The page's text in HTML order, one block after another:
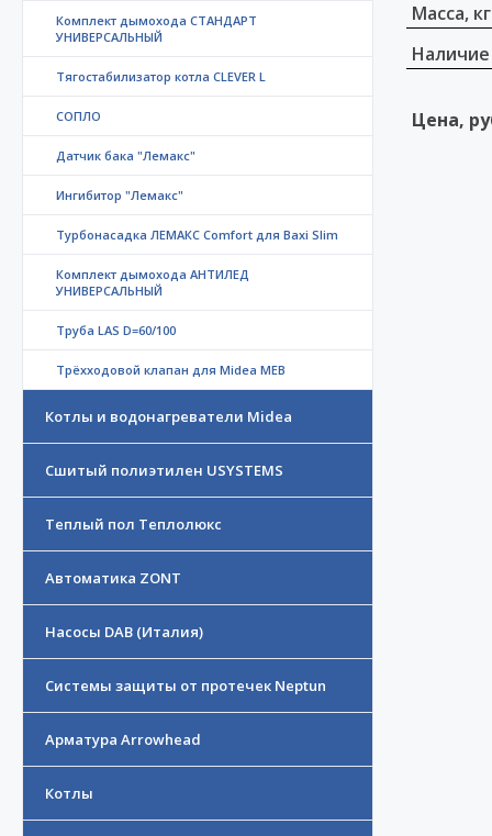
Комплект дымохода СТАНДАРТ
УНИВЕРСАЛЬНЫЙ
Тягостабилизатор котла CLEVER L
СОПЛО
Датчик бака "Лемакс"
Ингибитор "Лемакс"
Турбонасадка ЛЕМАКС Comfort для Baxi Slim
Комплект дымохода АНТИЛЕД
УНИВЕРСАЛЬНЫЙ
Труба LAS D=60/100
Трёхходовой клапан для Midea MEB
Котлы и водонагреватели Midea
Сшитый полиэтилен USYSTEMS
Теплый пол Теплолюкс
Автоматика ZONT
Насосы DAB (Италия)
Системы защиты от протечек Neptun
Арматура Arrowhead
Котлы
Масса, кг
Наличие
Цена,